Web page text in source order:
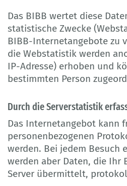
Das BIBB wertet diese
statistische Zwecke
BIBB-Internetangebote zu
die Webstatistik werden
IP-Adresse) erhoben und
bestimmten Person
Durch die Serverstatistik
Das Internetangebot kann
personenbezogenen
werden. Bei jedem Besuch
werden aber Daten, die Ihr
Server übermittelt,